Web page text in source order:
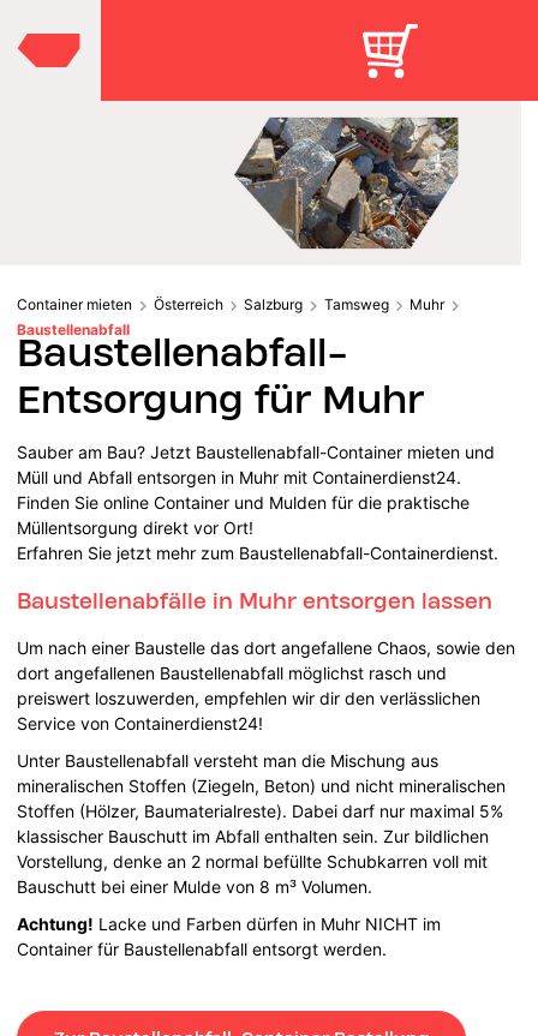
Container mieten Österreich Salzburg Tamsweg
Muhr
Baustellenabfall
Baustellenabfall-
Entsorgung für Muhr
Sauber am Bau? Jetzt Baustellenabfall-Container mieten und
Müll und Abfall entsorgen in Muhr mit Containerdienst24.
Finden Sie online Container und Mulden für die praktische
Müllentsorgung direkt vor Ort!
Erfahren Sie jetzt mehr zum Baustellenabfall-Containerdienst.
Baustellenabfälle in Muhr entsorgen lassen
Um nach einer Baustelle das dort angefallene Chaos, sowie den
dort angefallenen Baustellenabfall möglichst rasch und
preiswert loszuwerden, empfehlen wir dir den verlässlichen
Service von Containerdienst24!
Unter Baustellenabfall versteht man die Mischung aus
mineralischen Stoffen (Ziegeln, Beton) und nicht mineralischen
Stoffen (Hölzer, Baumaterialreste). Dabei darf nur maximal 5%
klassischer Bauschutt im Abfall enthalten sein. Zur bildlichen
Vorstellung, denke an 2 normal befüllte Schubkarren voll mit
Bauschutt bei einer Mulde von 8 m³ Volumen.
Achtung! Lacke und Farben dürfen in Muhr NICHT im
Container für Baustellenabfall entsorgt werden.